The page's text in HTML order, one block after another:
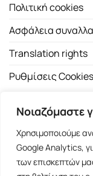
Νοιαζόμαστε
Χρησιμοποιούμε
Google Analytics,
των επισκεπτών
Πολιτική cookies
Ασφάλεια
Translation rights
Ρυθμίσεις Cookies
Copyright 2026 ©